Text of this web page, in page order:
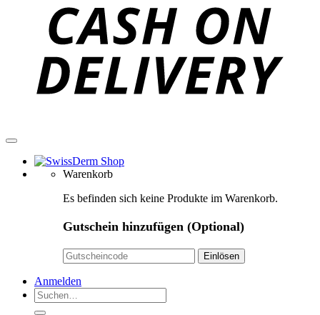
Warenkorb
Es befinden sich keine Produkte im Warenkorb.
Gutschein hinzufügen (Optional)
Anmelden
Suchen
nach: